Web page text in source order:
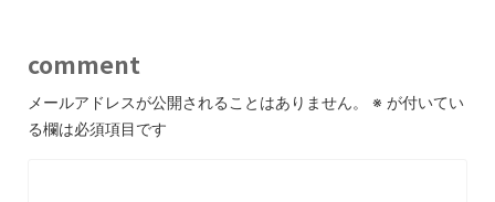
comment
メールアドレスが公開されることはありません。 ※ が付いてい
る欄は必須項目です